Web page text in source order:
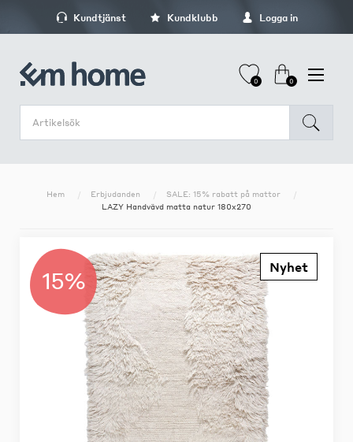
Kundtjänst Kundklubb Logga in
0 0
Hem Erbjudanden
SALE: 15% rabatt på mattor
LAZY Handvävd matta natur 180x270
15% Nyhet